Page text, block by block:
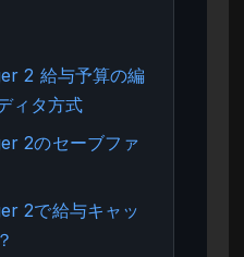
2 給与予算の編
ィタ方式
2のセーブファ
2で給与キャッ